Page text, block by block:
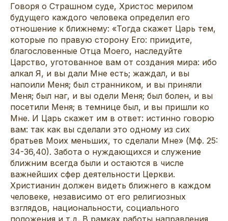
Говоря о Страшном суде, Христос мерилом
будущего каждого человека определил его
отношение к ближнему: «Тогда скажет Царь тем,
которые по правую сторону Его: приидите,
благословенные Отца Моего, наследуйте
Царство, уготованное вам от создания мира: ибо
алкал Я, и вы дали Мне есть; жаждал, и вы
напоили Меня; был странником, и вы приняли
Меня; был наг, и вы одели Меня; был болен, и вы
посетили Меня; в темнице был, и вы пришли ко
Мне. И Царь скажет им в ответ: истинно говорю
вам: так как вы сделали это одному из сих
братьев Моих меньших, то сделали Мне» (Мф. 25:
34-36,40). Забота о нуждающихся и служение
ближним всегда были и остаются в числе
важнейших сфер деятельности Церкви.
Христианин должен видеть ближнего в каждом
человеке, независимо от его религиозных
взглядов, национальности, социального
положения и т.д. В рамках работы направления